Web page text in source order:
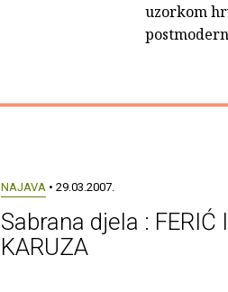
uzorkom
NAJAVA • 29.03.2007.
Sabrana djela : FERIĆ I
KARUZA